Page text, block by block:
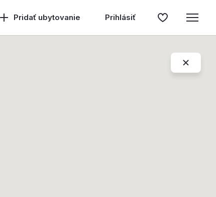
Pridať ubytovanie Prihlásiť